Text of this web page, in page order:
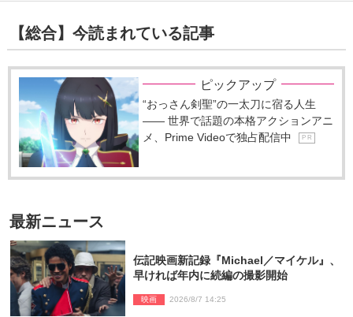
【総合】今読まれている記事
ピックアップ
“おっさん剣聖”の一太刀に宿る人生
―― 世界で話題の本格アクションアニ
メ、Prime Videoで独占配信中
P R
最新ニュース
伝記映画新記録『Michael／マイケル』、
早ければ年内に続編の撮影開始
映画 2026/8/7 14:25